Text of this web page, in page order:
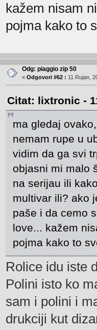
kažem nisam
pojma kako to
Odg: piaggio zip 50
« Odgovori #62 : 11 Rujan,
Citat: lixtronic -
ma gledaj
nemam rupe u
vidim da ga svi
objasni mi malo
na serijau ili
multivar ili? ako
paše i da cemo
love... kažem
pojma kako to
Rolice idu iste
Polini isto ko
sam i polini i
drukciji kut